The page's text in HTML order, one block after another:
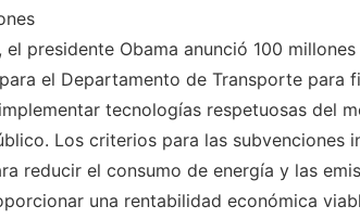
presidente Obama anunció 100
el Departamento de Transporte para
tecnologías respetuosas del
Los criterios para las subvenciones
reducir el consumo de energía y las
una rentabilidad económica